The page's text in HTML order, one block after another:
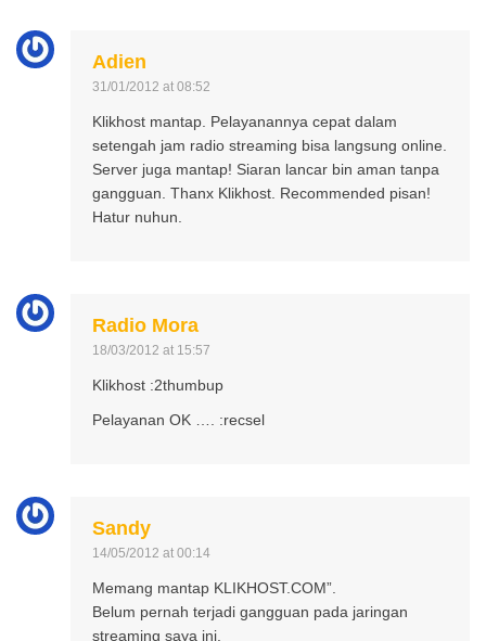
Adien
31/01/2012 at 08:52
Klikhost mantap. Pelayanannya cepat dalam
setengah jam radio streaming bisa langsung online.
Server juga mantap! Siaran lancar bin aman tanpa
gangguan. Thanx Klikhost. Recommended pisan!
Hatur nuhun.
Radio Mora
18/03/2012 at 15:57
Klikhost :2thumbup
Pelayanan OK …. :recsel
Sandy
14/05/2012 at 00:14
Memang mantap KLIKHOST.COM”.
Belum pernah terjadi gangguan pada jaringan
streaming saya ini.